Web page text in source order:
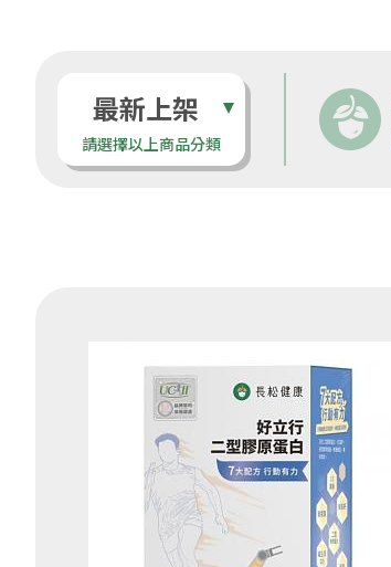
最新上架
請選擇以上商品分類